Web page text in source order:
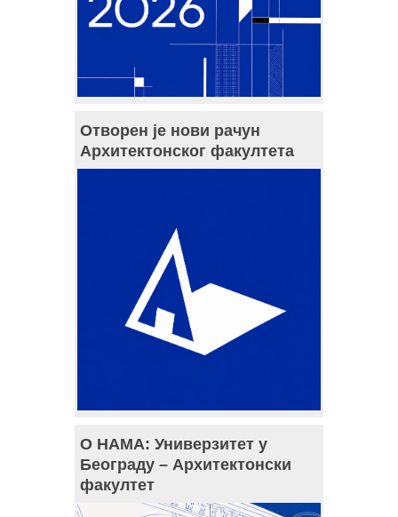
Отворен је нови рачун
Архитектонског факултета
О НАМА: Универзитет у
Београду – Архитектонски
факултет